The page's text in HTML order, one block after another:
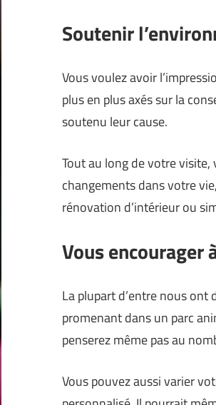
Soutenir
Vous voulez avoir
plus en plus axés sur la
soutenu leur cause.
Tout au long de votre
changements dans votre
rénovation d’intérieur ou
Vous encourager
La plupart d’entre nous ont
promenant dans un parc
penserez même pas au
Vous pouvez aussi varier